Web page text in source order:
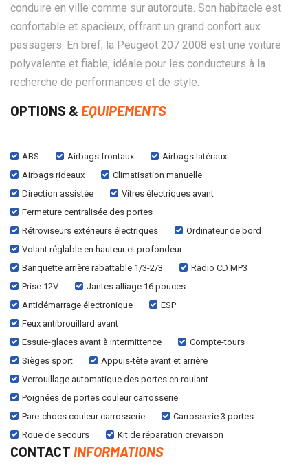
conduire en ville comme sur autoroute. Son habitacle est
confortable et spacieux, offrant un grand confort aux
passagers. En bref, la Peugeot 207 2008 est une voiture
polyvalente et fiable, idéale pour les conducteurs à la
recherche de performances et de style.
OPTIONS & EQUIPEMENTS
ABS Airbags frontaux
Airbags latéraux
Airbags rideaux
Climatisation manuelle
Direction assistée
Vitres électriques avant
Fermeture centralisée des portes
Rétroviseurs extérieurs électriques
Ordinateur de bord
Volant réglable en hauteur et profondeur
Banquette arrière rabattable 1/3-2/3
Radio CD MP3
Prise 12V
Jantes alliage 16 pouces
Antidémarrage électronique
ESP
Feux antibrouillard avant
Essuie-glaces avant à intermittence
Compte-tours
Sièges sport
Appuis-tête avant et arrière
Verrouillage automatique des portes en roulant
Poignées de portes couleur carrosserie
Pare-chocs couleur carrosserie
Carrosserie 3 portes
Roue de secours
Kit de réparation crevaison
CONTACT INFORMATIONS